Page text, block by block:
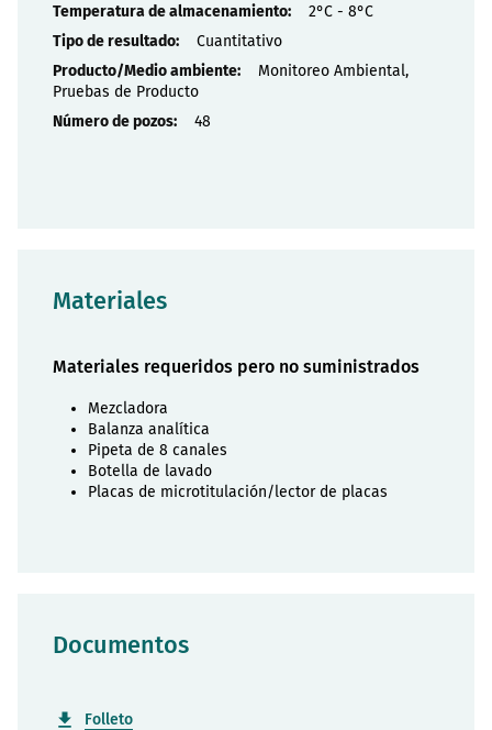
2°C - 8°C
Cuantitativo
Monitoreo Ambiental,
Pruebas de Producto
48
Materiales
Materiales requeridos pero no suministrados
Mezcladora
Balanza analítica
Pipeta de 8 canales
Botella de lavado
Placas de microtitulación/lector de placas
Documentos
Folleto